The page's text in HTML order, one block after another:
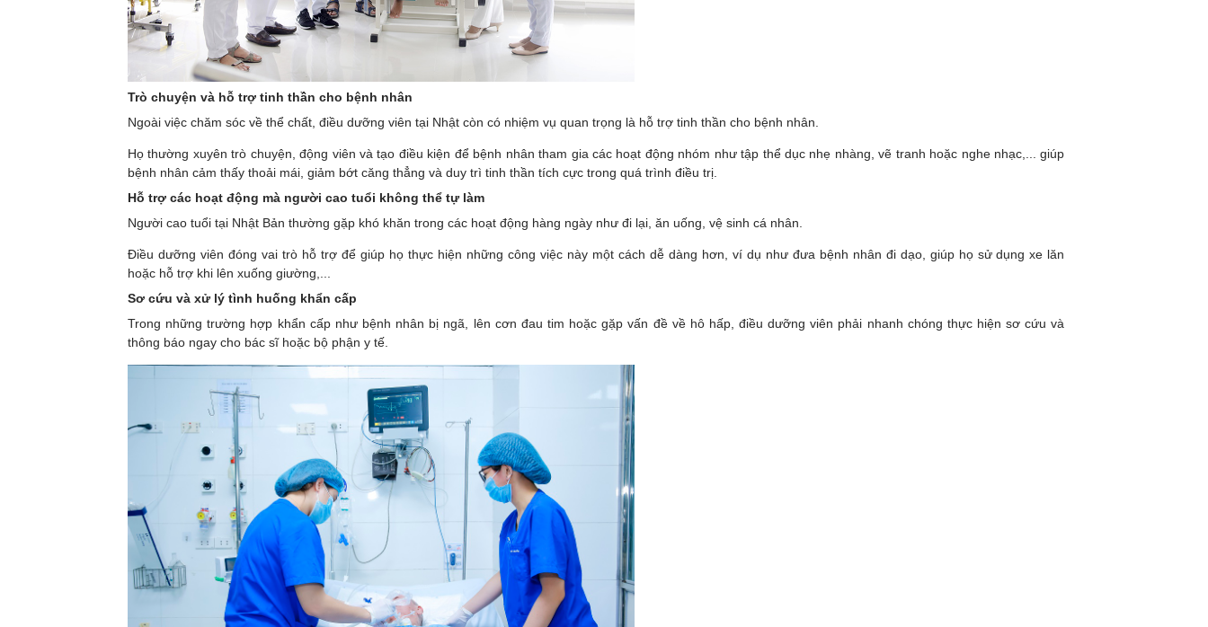
Trò chuyện và hỗ trợ tinh thần cho bệnh nhân
Ngoài việc chăm sóc về thể chất, điều dưỡng viên tại Nhật còn có nhiệm vụ quan trọng là hỗ trợ tinh thần cho bệnh nhân.
Họ thường xuyên trò chuyện, động viên và tạo điều kiện để bệnh nhân tham gia các hoạt động nhóm như tập thể dục nhẹ nhàng, vẽ tranh hoặc nghe nhạc,... giúp
bệnh nhân cảm thấy thoải mái, giảm bớt căng thẳng và duy trì tinh thần tích cực trong quá trình điều trị.
Hỗ trợ các hoạt động mà người cao tuổi không thể tự làm
Người cao tuổi tại Nhật Bản thường gặp khó khăn trong các hoạt động hàng ngày như đi lại, ăn uống, vệ sinh cá nhân.
Điều dưỡng viên đóng vai trò hỗ trợ để giúp họ thực hiện những công việc này một cách dễ dàng hơn, ví dụ như đưa bệnh nhân đi dạo, giúp họ sử dụng xe lăn
hoặc hỗ trợ khi lên xuống giường,...
Sơ cứu và xử lý tình huống khẩn cấp
Trong những trường hợp khẩn cấp như bệnh nhân bị ngã, lên cơn đau tim hoặc gặp vấn đề về hô hấp, điều dưỡng viên phải nhanh chóng thực hiện sơ cứu và
thông báo ngay cho bác sĩ hoặc bộ phận y tế.